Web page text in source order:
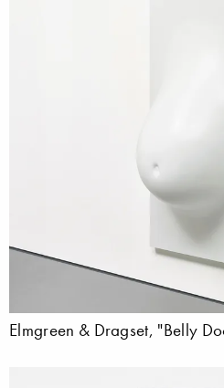
Elmgreen & Dragset, "Belly